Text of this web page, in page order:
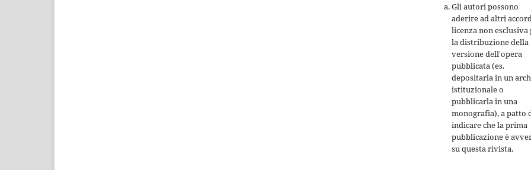
Gli autori possono
aderire ad altri
licenza non esclusiva
la distribuzione della
versione dell'opera
pubblicata (es.
depositarla in un
istituzionale o
pubblicarla in una
monografia), a patto
indicare che la prima
pubblicazione è
su questa rivista.